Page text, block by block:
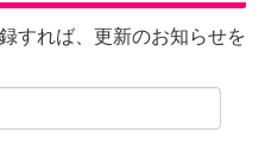
すれば、更新のお知らせを